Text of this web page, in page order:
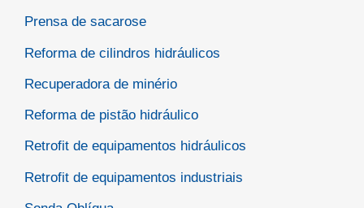
Prensa de sacarose
Reforma de cilindros hidráulicos
Recuperadora de minério
Reforma de pistão hidráulico
Retrofit de equipamentos hidráulicos
Retrofit de equipamentos industriais